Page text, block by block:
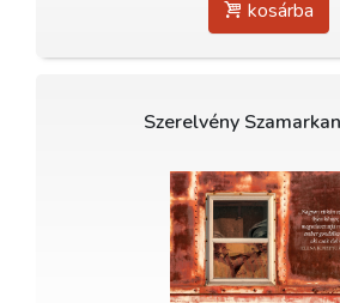
kosárba
Szerelvény